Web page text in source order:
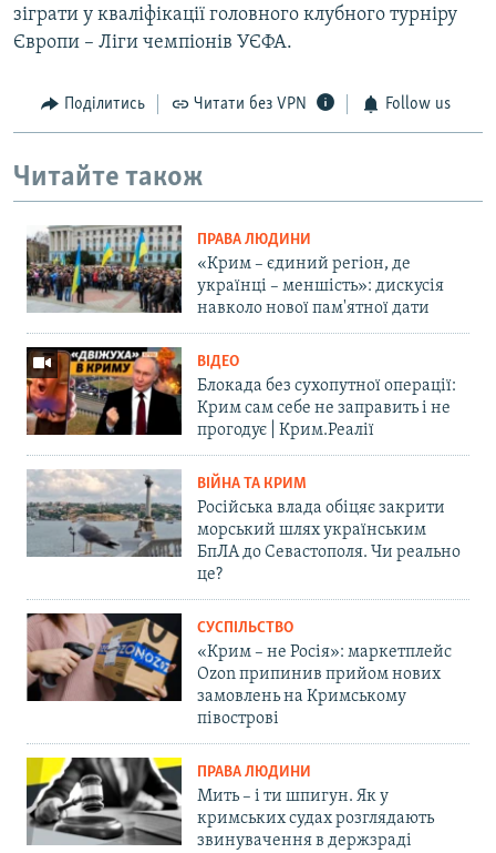
зіграти у кваліфікації головного клубного турніру
Європи – Ліги чемпіонів УЄФА.
Поділитись Читати без VPN Follow us
Читайте також
ПРАВА ЛЮДИНИ
«Крим – єдиний регіон, де
українці – меншість»: дискусія
навколо нової пам'ятної дати
ВІДЕО
Блокада без сухопутної операції:
Крим сам себе не заправить і не
прогодує | Крим.Реалії
ВІЙНА ТА КРИМ
Російська влада обіцяє закрити
морський шлях українським
БпЛА до Севастополя. Чи реально
це?
СУСПІЛЬСТВО
«Крим – не Росія»: маркетплейс
Ozon припинив прийом нових
замовлень на Кримському
півострові
ПРАВА ЛЮДИНИ
Мить – і ти шпигун. Як у
кримських судах розглядають
звинувачення в держзраді